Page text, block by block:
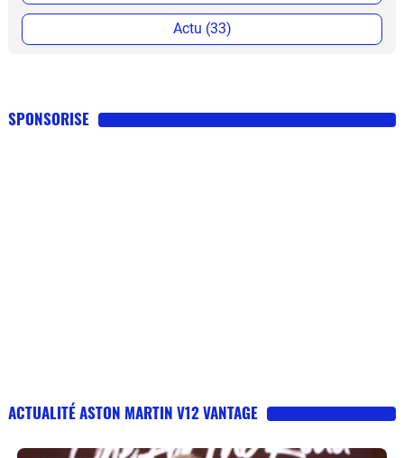
Actu (33)
SPONSORISE
ACTUALITÉ ASTON MARTIN V12 VANTAGE